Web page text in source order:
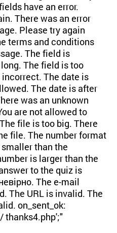
have an error.
There was an error
Please try again
terms and conditions
The field is
The field is too
The date is
The date is after
was an unknown
are not allowed to
file is too big. There
file. The number format
than the
is larger than the
to the quiz is
The e-mail
The URL is invalid. The
on_sent_ok:
thanks4.php';"